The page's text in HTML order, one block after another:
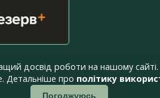
досвід роботи на нашому
Детальніше про політику
Погоджуюсь